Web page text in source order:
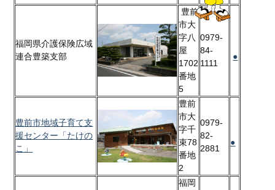
福岡県介護保険広域
連合豊築支部
豊前
市大
字八
屋
1702
番地
5
0979-
84-
1111
●
豊前市地域子育て支
援センター「たけの
こ」
豊前
市大
字千
束78
番地
2
0979-
82-
2881
●
福岡